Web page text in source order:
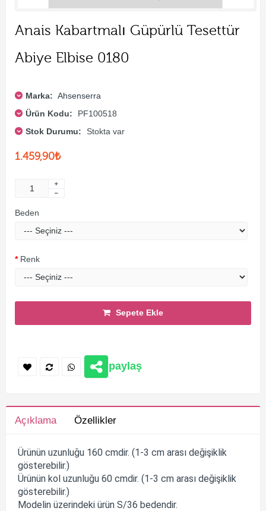
Anais Kabartmalı Güpürlü Tesettür
Abiye Elbise 0180
Marka: Ahsenserra
Ürün Kodu:
PF100518
Stok Durumu:
Stokta var
1.459,90₺
Beden
Renk
Sepete Ekle
paylaş
Açıklama Özellikler
Ürünün uzunluğu 160 cmdir. (1-3 cm arası değişiklik
gösterebilir.)
Ürünün kol uzunluğu 60 cmdir. (1-3 cm arası değişiklik
gösterebilir.)
Modelin üzerindeki ürün S/36 bedendir.